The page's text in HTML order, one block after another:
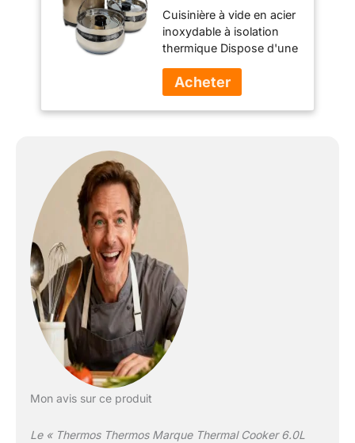
(RPC-6000) Bronze
Cuisinière à vide en acier
inoxydable à isolation
thermique Dispose d'une
sous caution de
verrouillage pour le
transport sécurisé et
inoxydable à l'intérieur 6L
capacité (6.3Qt)
Mon avis sur ce produit
Le « Thermos Thermos Marque Thermal Cooker 6.0L